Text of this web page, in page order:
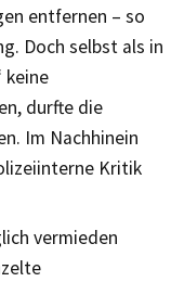
entfernen – so
Doch selbst als in
keine
durfte die
Im Nachhinein
Kritik
vermieden